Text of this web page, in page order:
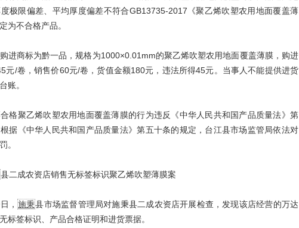
极限偏差、平均厚度偏差不符合GB13735-2017《聚乙烯吹塑农用地面覆盖薄
为不合格产品。
商标为黔一品，规格为1000×0.01mm的聚乙烯吹塑农用地面覆盖薄膜，购进
元/卷，销售价60元/卷，货值金额180元，违法所得45元。当事人不能提供进货
账。
聚乙烯吹塑农用地面覆盖薄膜的行为违反《中华人民共和国产品质量法》第
据《中华人民共和国产品质量法》第五十条的规定，台江县市场监管局依法对
。
县二成农资店销售无标签标识聚乙烯吹塑薄膜案
， 施秉县市场监督管理局对施秉县二成农资店开展检查，发现该店经营的万达
标签标识、产品合格证明和进货票据。